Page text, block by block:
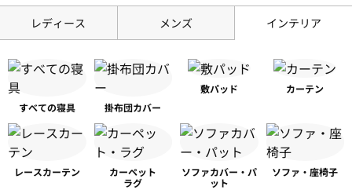
レディース メンズ インテリア
すべての寝具 掛布団カバー
敷パッド カーテン
レースカーテン
カーペット
ラグ
ソファカバー・パ
ット
ソファ・座椅子